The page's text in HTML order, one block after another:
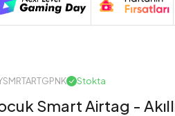
Stokta
Smart Airtag -